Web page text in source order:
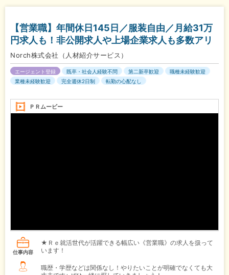
【営業職】年間休日145日／服装自由／月給31万
円求人も！非公開求人や上場企業求人も多数アリ
Norch株式会社（人材紹介サービス）
エージェント登録 既卒・社会人経験不問 第二新卒歓迎
職種未経験歓迎
業種未経験歓迎
完全週休2日制 転勤の心配なし
ＰＲムービー
仕事内容
★Ｒｅ就活世代が活躍できる幅広い《営業職》の求人を扱って
います！
職歴・学歴などは関係なし！やりたいことが明確でなくても大